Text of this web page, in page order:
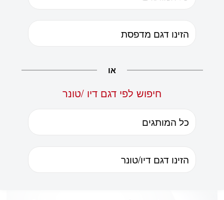
או
חיפוש לפי דגם דיו /טונר